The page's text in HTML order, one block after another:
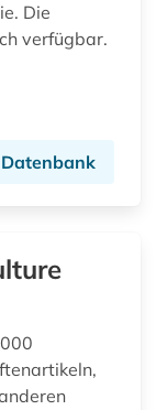
Die
verfügbar.